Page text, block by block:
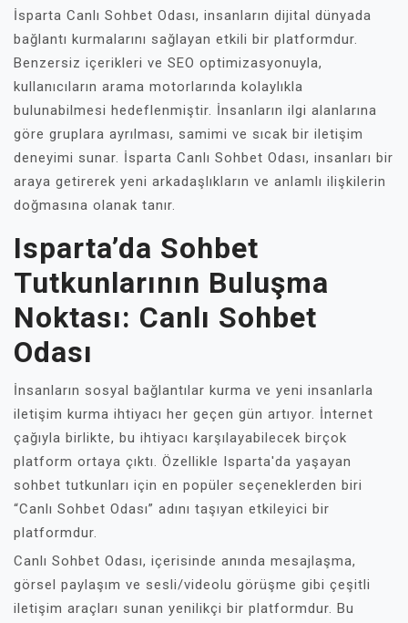
İsparta Canlı Sohbet Odası, insanların dijital dünyada
bağlantı kurmalarını sağlayan etkili bir platformdur.
Benzersiz içerikleri ve SEO optimizasyonuyla,
kullanıcıların arama motorlarında kolaylıkla
bulunabilmesi hedeflenmiştir. İnsanların ilgi alanlarına
göre gruplara ayrılması, samimi ve sıcak bir iletişim
deneyimi sunar. İsparta Canlı Sohbet Odası, insanları bir
araya getirerek yeni arkadaşlıkların ve anlamlı ilişkilerin
doğmasına olanak tanır.
Isparta’da Sohbet
Tutkunlarının Buluşma
Noktası: Canlı Sohbet
Odası
İnsanların sosyal bağlantılar kurma ve yeni insanlarla
iletişim kurma ihtiyacı her geçen gün artıyor. İnternet
çağıyla birlikte, bu ihtiyacı karşılayabilecek birçok
platform ortaya çıktı. Özellikle Isparta'da yaşayan
sohbet tutkunları için en popüler seçeneklerden biri
“Canlı Sohbet Odası” adını taşıyan etkileyici bir
platformdur.
Canlı Sohbet Odası, içerisinde anında mesajlaşma,
görsel paylaşım ve sesli/videolu görüşme gibi çeşitli
iletişim araçları sunan yenilikçi bir platformdur. Bu